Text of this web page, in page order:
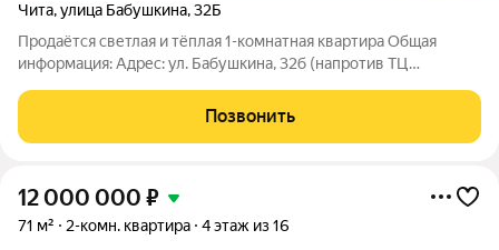
Чита,улица Бабушкина,32Б
Продаётся светлая и тёплая 1-комнатная квартира Общая
информация: Адрес: ул. Бабушкина, 32б (напротив ТЦ
Общая площадь: 37.5 м. Жилая площадь: 17.6 м. Площадь кухни:
8.2 м. Балкон/лоджия:
Позвонить
12 000 000 ₽
71 м² 2-комн. квартира 4 этаж из 16